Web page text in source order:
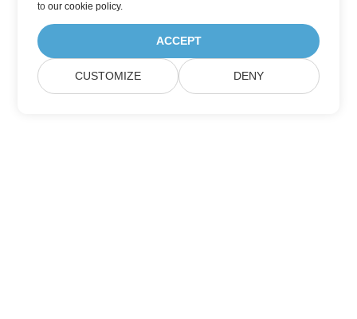
toour cookie policy.
ACCEPT
CUSTOMIZE DENY